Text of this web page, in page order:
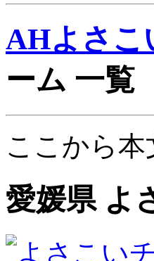
AHよさこ
ーム 一覧
ここから本
愛媛県 よ